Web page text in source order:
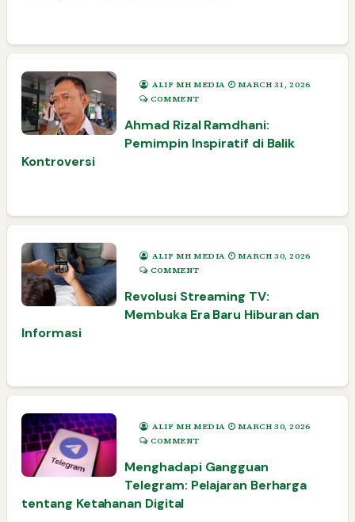
ALIF MH MEDIA
MARCH 31, 2026
COMMENT
Ahmad Rizal Ramdhani:
Pemimpin Inspiratif di Balik
Kontroversi
ALIF MH MEDIA
MARCH 30, 2026
COMMENT
Revolusi Streaming TV:
Membuka Era Baru Hiburan dan
Informasi
ALIF MH MEDIA
MARCH 30, 2026
COMMENT
Menghadapi Gangguan
Telegram: Pelajaran Berharga
tentang Ketahanan Digital